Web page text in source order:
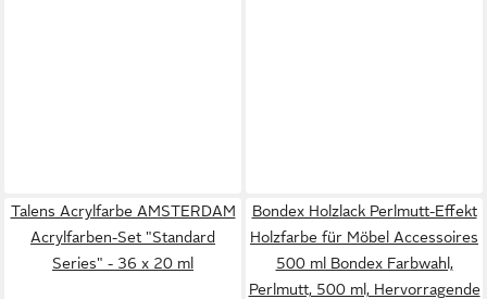
Talens Acrylfarbe AMSTERDAM
Acrylfarben-Set "Standard
Series" - 36 x 20 ml
Bondex Holzlack Perlmutt-Effekt
Holzfarbe für Möbel Accessoires
500 ml Bondex Farbwahl,
Perlmutt, 500 ml, Hervorragende